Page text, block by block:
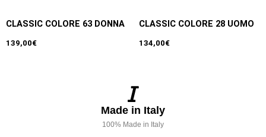
CLASSIC COLORE 63 DONNA
139,00€
CLASSIC COLORE 28 UOMO
134,00€
Made in Italy
100% Made in Italy